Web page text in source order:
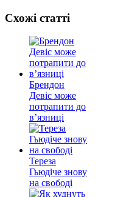
Схожі статті
Брендон
Девіс може
потрапити до
в’язниці
Тереза
Гьюдіче знову
на свободі